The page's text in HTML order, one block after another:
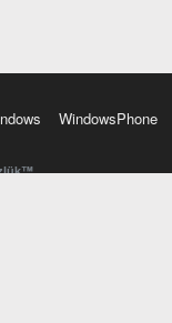
WindowsPhone